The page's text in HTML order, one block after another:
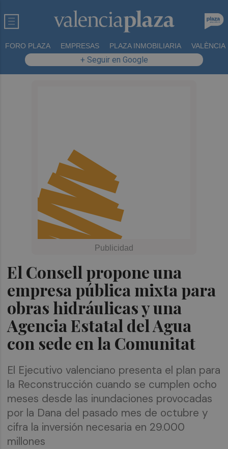
FORO PLAZA EMPRESAS PLAZA INMOBILIARIA VALÈNCIA
+ Seguir en Google
El Consell propone una
empresa pública mixta para
obras hidráulicas y una
Agencia Estatal del Agua
con sede en la Comunitat
El Ejecutivo valenciano presenta el plan para
la Reconstrucción cuando se cumplen ocho
meses desde las inundaciones provocadas
por la Dana del pasado mes de octubre y
cifra la inversión necesaria en 29.000
millones